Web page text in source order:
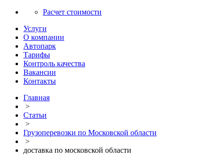
Расчет стоимости
Услуги
О компании
Автопарк
Тарифы
Контроль качества
Вакансии
Контакты
Главная
>
Статьи
>
Грузоперевозки по Московской области
>
доставка по московской области